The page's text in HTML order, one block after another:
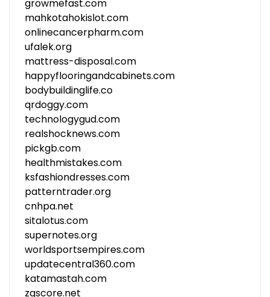
growmefast.com
mahkotahokislot.com
onlinecancerpharm.com
ufalek.org
mattress-disposal.com
happyflooringandcabinets.com
bodybuildinglife.co
qrdoggy.com
technologygud.com
realshocknews.com
pickgb.com
healthmistakes.com
ksfashiondresses.com
patterntrader.org
cnhpa.net
sitalotus.com
supernotes.org
worldsportsempires.com
updatecentral360.com
katamastah.com
zqscore.net